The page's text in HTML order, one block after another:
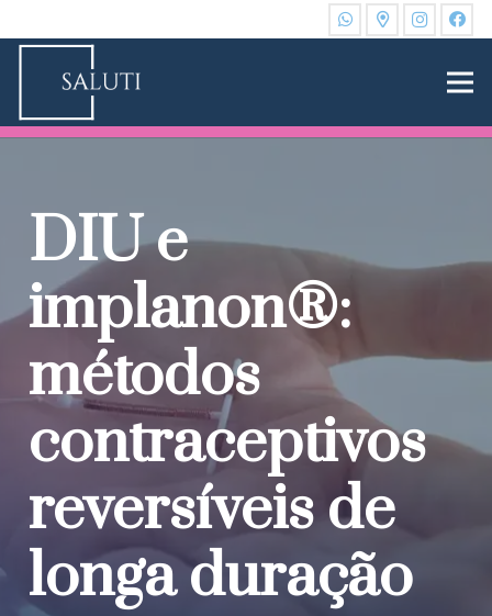
DIU e
implanon®:
métodos
contraceptivos
reversíveis de
longa duração